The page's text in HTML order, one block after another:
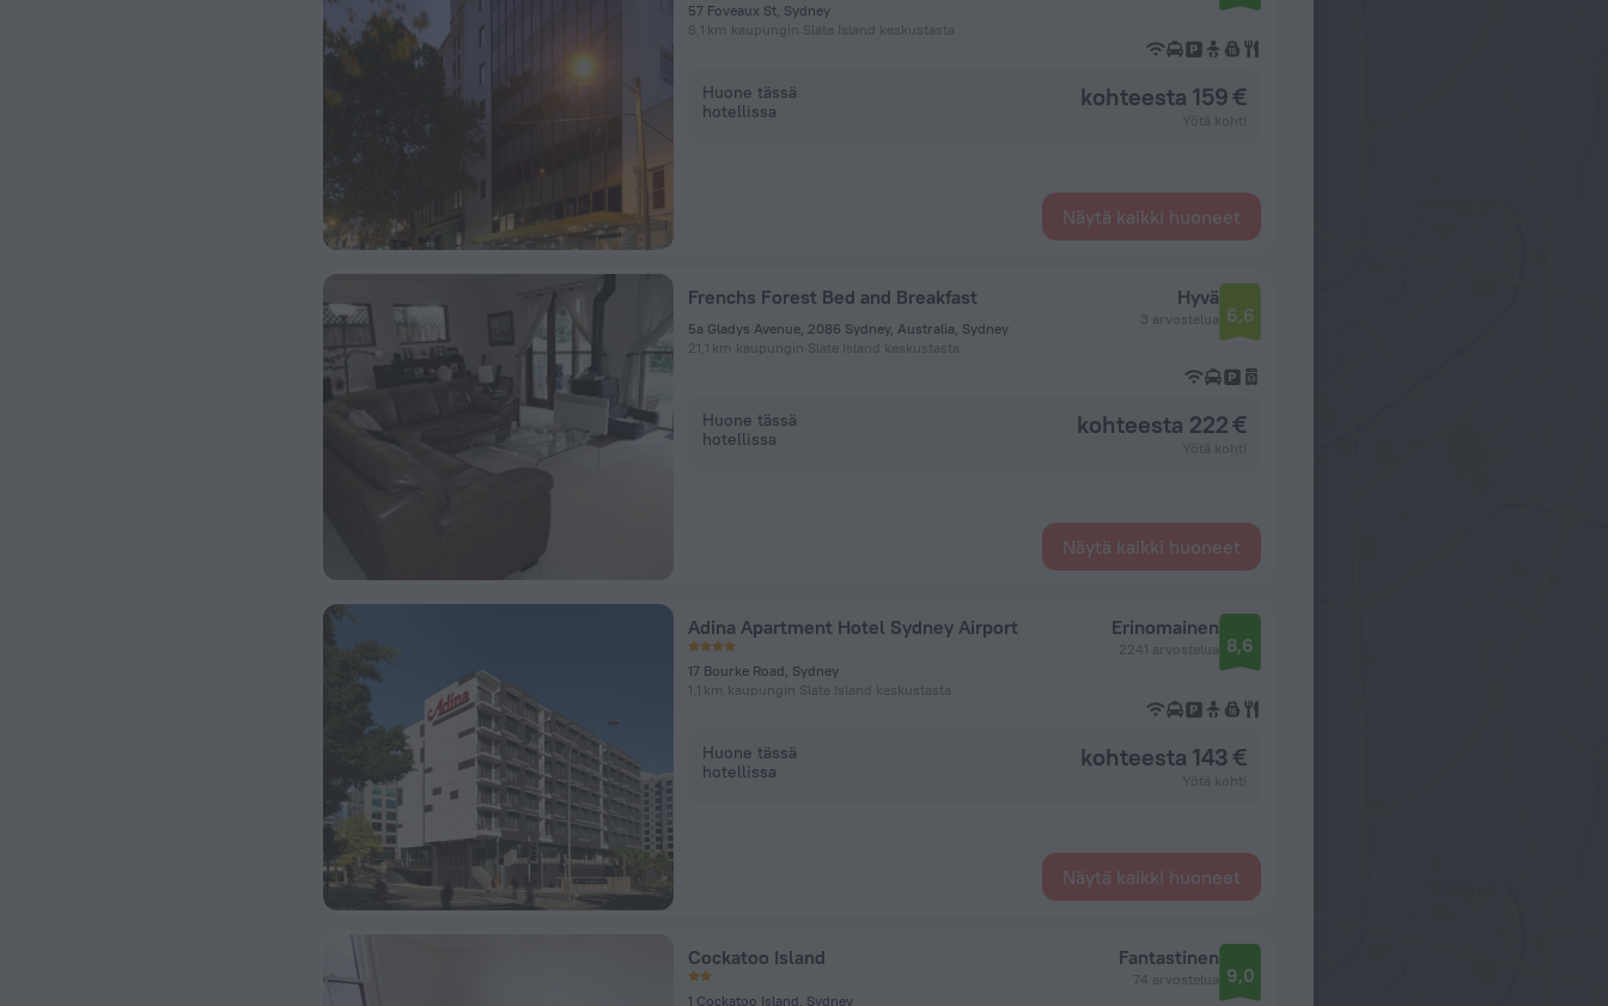
57 Foveaux St, Sydney
6,1 km kaupungin Slate Island keskustasta
Huone tässä
hotellissa
kohteesta 159 €
Näytä kaikki huoneet
Frenchs Forest Bed and Breakfast
5a Gladys Avenue, 2086 Sydney, Australia, Sydney
21,1 km kaupungin Slate Island keskustasta
Hyvä
3 arvostelua 6,6
Huone tässä
hotellissa
kohteesta 222 €
Näytä kaikki huoneet
Adina Apartment Hotel Sydney Airport
17 Bourke Road, Sydney
1,1 km kaupungin Slate Island keskustasta
Erinomainen
2241 arvostelua 8,6
Huone tässä
hotellissa
kohteesta 143 €
Näytä kaikki huoneet
Cockatoo Island
1 Cockatoo Island, Sydney
Fantastinen
74 arvostelua 9,0